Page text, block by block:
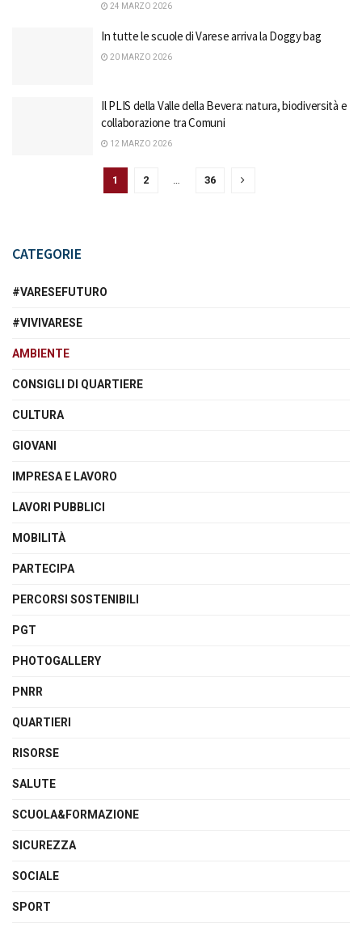
24 MARZO 2026
In tutte le scuole di Varese arriva la Doggy bag
20 MARZO 2026
Il PLIS della Valle della Bevera: natura, biodiversità e
collaborazione tra Comuni
12 MARZO 2026
1 2 36
CATEGORIE
#VARESEFUTURO
#VIVIVARESE
AMBIENTE
CONSIGLI DI QUARTIERE
CULTURA
GIOVANI
IMPRESA E LAVORO
LAVORI PUBBLICI
MOBILITÀ
PARTECIPA
PERCORSI SOSTENIBILI
PGT
PHOTOGALLERY
PNRR
QUARTIERI
RISORSE
SALUTE
SCUOLA&FORMAZIONE
SICUREZZA
SOCIALE
SPORT